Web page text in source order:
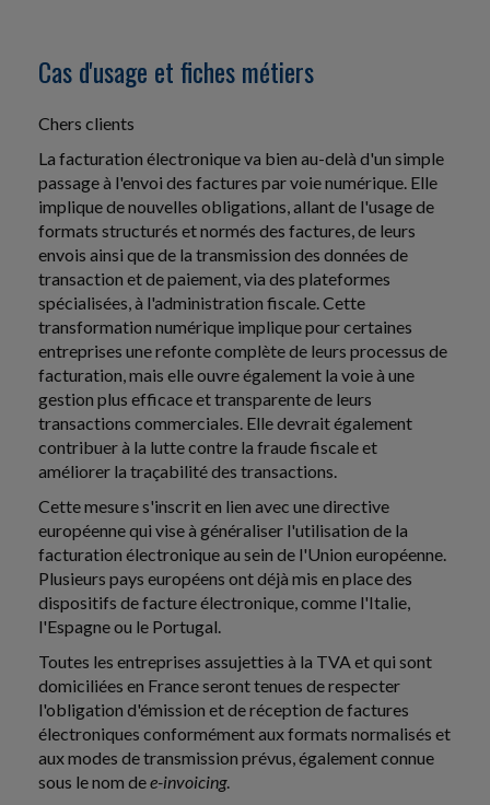
Cas d'usage et fiches métiers
Chers clients
La facturation électronique va bien au-delà d'un simple
passage à l'envoi des factures par voie numérique. Elle
implique de nouvelles obligations, allant de l'usage de
formats structurés et normés des factures, de leurs
envois ainsi que de la transmission des données de
transaction et de paiement, via des plateformes
spécialisées, à l'administration fiscale. Cette
transformation numérique implique pour certaines
entreprises une refonte complète de leurs processus de
facturation, mais elle ouvre également la voie à une
gestion plus efficace et transparente de leurs
transactions commerciales. Elle devrait également
contribuer à la lutte contre la fraude fiscale et
améliorer la traçabilité des transactions.
Cette mesure s'inscrit en lien avec une directive
européenne qui vise à généraliser l'utilisation de la
facturation électronique au sein de l'Union européenne.
Plusieurs pays européens ont déjà mis en place des
dispositifs de facture électronique, comme l'Italie,
l'Espagne ou le Portugal.
Toutes les entreprises assujetties à la TVA et qui sont
domiciliées en France seront tenues de respecter
l'obligation d'émission et de réception de factures
électroniques conformément aux formats normalisés et
aux modes de transmission prévus, également connue
sous le nom dee-invoicing.